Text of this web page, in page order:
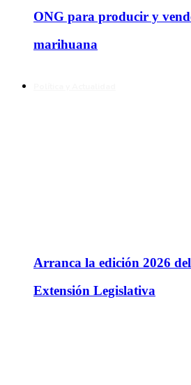
ONG para producir y
marihuana
Arranca la edición 2026
Extensión Legislativa